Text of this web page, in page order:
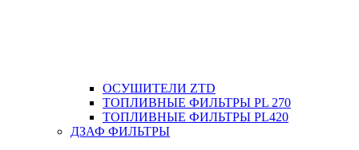
ОСУШИТЕЛИ ZTD
ТОПЛИВНЫЕ ФИЛЬТРЫ PL 270
ТОПЛИВНЫЕ ФИЛЬТРЫ PL420
ДЗАФ ФИЛЬТРЫ